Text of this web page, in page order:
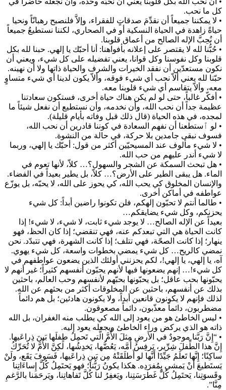
كل ما نحب.
• لا يمكننا جميعاً أن نقدِّمَ صدقاتٍ للفقراء، وإلاَّ فلنصبح رهبانّاً ونحيا
حياةً زاهدة في الحياة النسكية أو في الصحاري، لكننا نستطيعُ جميعاً
أن نُحِبَّ الإله الصالح من أعماق قلوبنا.
• حُبُّنا لله لا يقتصر على إعلانه بأفواهنا: أنا أحبّك يا إلهي. حبنا لله بكل
قلوبنا وكل نفوسنا وكل قوانا، يعني تفضيله على كل شيء، ويعني أن
نكون مستعدّين أن نفقد الخيرات والشرف والحياة ذاتها ولا أن نهينه.
حبّنا لله يعني ألاّ نحب أي شيء فوقه، وألاّ يكون لدينا أي شيء متساوٍ
معه، وألاّ يتقاسم أي شيء قلوبنا معه.
• أفكّر غالباً، حتى لو لم يكن هناك حياة أخرى، فستكون سعادتنا
عظيمة جداً أن نحب الله، وأن نخدمه، وأن نستطيع أن نفعل شيئاً ما
لمجده، في هذه الحياة (قال ذلك قبل وفاته بأيام قليلة).
• لو ٱستطعنا أن نفهم السعادة في كوننا قادرين أن نحب الله،
فسوف نبقى جامدين بلا حركة، في حالة من النشوة.
• لا شيء مألوف عند المسيحيّين أكثر من قول: أحبّك يا إلهي، وربما
لا شيء أندر عليهم من حب الله.
• هل تبحث السمكة عن الشجر والسهول؟… كلاّ، لأنها تعوم في
الماء. هل يبقى الطير على الأرض؟… كلاّ، بل يطير بعيداً في الفضاء.
والإنسان المخلوق كي يحب الله، كي يحوز على الله، لا يحبّه، بل يوزّع
عواطفه في أماكن أخرى.
• طالما أنتم لا تحبّون إلهكم، فلن تكونوا راضين أبداً: كل شيء
يحزنكم، وكل شيء يضايقكم…
بعيداً عن الإله الصالح… لا يوجد شيء ثابت، لا شيء، لا شيء! إذا
كانت الحياة هي التي تبعدكم عنه، فهي تنقضي؛ إذا كان الحظ، فهو
ينهار؛ إذا كانت الصحّة، فهي تتلف؛ إذا كانت الشهرة، فهي تتبدّد. نحن
نمضي كالريح… كل شيء يمضي بخطوات واسعة، كل شيء يهوي.
آه، يا إلهي، يا إلهي!، لكم يحزنني أولئك الذين يضعون عواطفهم في
كل شيء!… إنهم يضعونها فيها لأنهم يحبّون أنفسهم كثيراً؛ غير أنهم لا
يحبّونها بحب عاقل؛ بل يحبّونها بحبّهم لأنفسهم وحب العالم، باحثين
بذلك عن أنفسهم، باحثين عن المخلوقات أكثر من بحثهم عن الله.
لذلك فإنهم لا يكونون قانعين أبداً، ولا يكونون هادئين؛ بل هم دائماً
مضطربون، دائماً معذّبون، دائماً مصعوقون.
• ليس الخاطئ هو من يعود إلى الله كي يطلب منه الغفران، بل الله
ذاته هو الذي يركض وراء الخاطئ ويجعله يعود إليه.
• “إِنَّ رَبَّنا موجودٌ في الأَرضِ مِثلَ الأُمَّ الَّتي تَحمِلُ طِفلَها بَينَ ذِراعَيها.
إِنَّ هذا الطِّفلَ شِرِّير، يَرفِسُ أُمَّه، يَعُضُّها، يَخدِشُها، لَكِنَّ الأُمَّ لا تُحَرِّكُ
ساكِنًا؛ إِنَّها تَعلَمُ جَيِّدًا أَنَّها لو أَطلَقَتْهُ مِن بَينِ ذِراعَيها، فَسَوفَ يَقَع، ولَنْ
يَستَطيعَ أَنْ يَمشي بِمُفرَدِه. هكذا يكونُ رَبُّنا؛ فهو يَحتَمِلُ كُلَّ إِساءَاتِنا
وقَسوَتِنا، يَحتَمِلُ كُلَّ غَطرَسَتِنا، ويَغفِرُ لنا كُلَّ تَفاهاتِنا، ويَرحَمَنا بالرَّغمِ
مِنَّا”.